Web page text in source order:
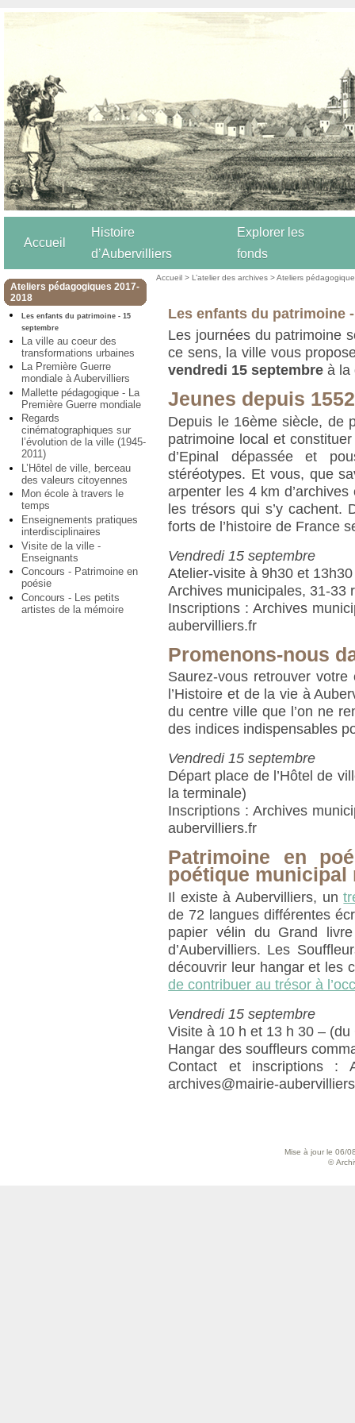
Accueil
Histoire
d’Aubervilliers
Explorer les
fonds
Ateliers pédagogiques 2017-
2018
Les enfants du patrimoine - 15
septembre
La ville au coeur des
transformations urbaines
La Première Guerre
mondiale à Aubervilliers
Mallette pédagogique - La
Première Guerre mondiale
Regards
cinématographiques sur
l’évolution de la ville (1945-
2011)
L’Hôtel de ville, berceau
des valeurs citoyennes
Mon école à travers le
temps
Enseignements pratiques
interdisciplinaires
Visite de la ville -
Enseignants
Concours - Patrimoine en
poésie
Concours - Les petits
artistes de la mémoire
Accueil >L’atelier des archives >Ateliers
Les enfants du patrimoine
Les journées du patrimoine
ce sens, la ville vous
vendredi 15 septembre à la
Jeunes depuis
Depuis le 16ème siècle, de
patrimoine local et
d’Epinal dépassée et
stéréotypes. Et vous, que
arpenter les 4 km
les trésors qui s’y cachent.
forts de l’histoire de France
Vendredi 15 septembre
Atelier-visite à 9h30 et
Archives municipales, 31-33
Inscriptions : Archives
aubervilliers.fr
Promenons-nous
Saurez-vous retrouver
l’Histoire et de la vie à
du centre ville que l’on ne
des indices indispensables
Vendredi 15 septembre
Départ place de l’Hôtel de
la terminale)
Inscriptions : Archives
aubervilliers.fr
Patrimoine en
poétique municipal
Il existe à Aubervilliers, un
de 72 langues différentes
papier vélin du Grand
d’Aubervilliers. Les
découvrir leur hangar et les
de contribuer au trésor à
Vendredi 15 septembre
Visite à 10 h et 13 h 30 –
Hangar des souffleurs
Contact et inscriptions :
archives@mairie-
Mise à jour le 06/
©